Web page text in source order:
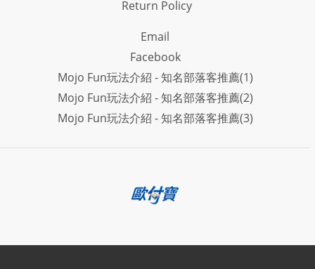
Return Policy
Email
Facebook
Mojo Fun玩法介紹 - 知名部落客推薦(1)
Mojo Fun玩法介紹 - 知名部落客推薦(2)
Mojo Fun玩法介紹 - 知名部落客推薦(3)